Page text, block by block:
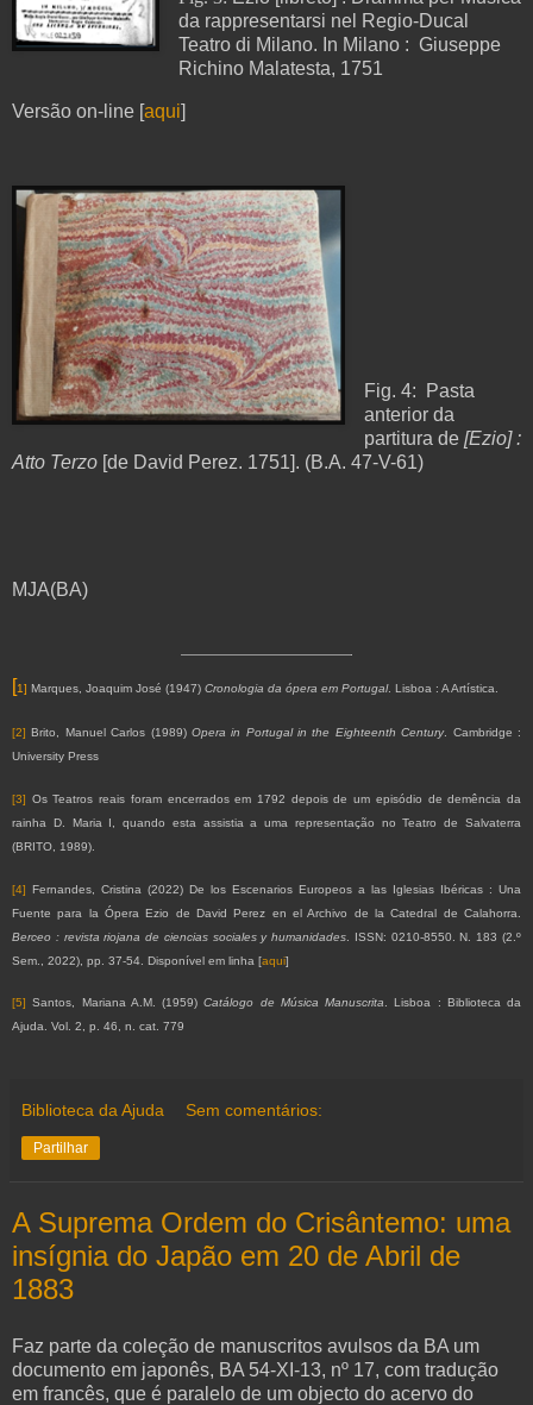
da rappresentarsi nel Regio-Ducal
Teatro di Milano. In Milano : Giuseppe
Richino Malatesta, 1751
Versão on-line [aqui]
Fig. 4:
Pasta
anterior da
partitura de [Ezio] :
Atto Terzo [de David Perez. 1751]. (B.A. 47-V-61)
MJA(BA)
[1] Marques, Joaquim José (1947) Cronologia da ópera em Portugal. Lisboa : A Artística.
[2] Brito, Manuel Carlos (1989) Opera in Portugal in the Eighteenth Century. Cambridge :
University Press
[3] Os Teatros reais foram encerrados em 1792 depois de um episódio de demência da
rainha D. Maria I, quando esta assistia a uma representação no Teatro de Salvaterra
(BRITO, 1989).
[4] Fernandes, Cristina (2022) De los Escenarios Europeos a las Iglesias Ibéricas : Una
Fuente para la Ópera Ezio de David Perez en el Archivo de la Catedral de Calahorra.
Berceo : revista riojana de ciencias sociales y humanidades . ISSN: 0210-8550. N. 183 (2.º
Sem., 2022), pp. 37-54. Disponível em linha [aqui]
[5] Santos, Mariana A.M. (1959)Catálogo de Música Manuscrita. Lisboa : Biblioteca da
Ajuda. Vol. 2, p. 46, n. cat. 779
Biblioteca da Ajuda Sem comentários:
Partilhar
A Suprema Ordem do Crisântemo: uma
insígnia do Japão em 20 de Abril de
1883
Faz parte da coleção de manuscritos avulsos da BA um
documento em japonês, BA 54-XI-13, nº 17, com tradução
em francês, que é paralelo de um objecto do acervo do